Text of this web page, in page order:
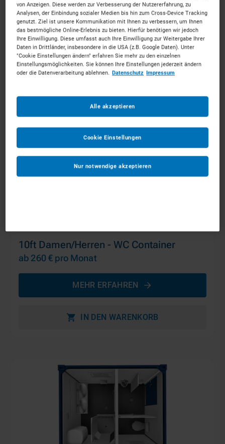
8ft WC-Box inkl. 2x5l-Untertischspeicher
Preis auf Anfrage
MEHR ERFAHREN
10ft Damen/Herren - WC Container
ab 260 € pro Monat
MEHR ERFAHREN
IN DEN WARENKORB
von Anzeigen. Diese werden zur Verbesserung der Nutzererfahrung, zu
Analysen, der Einbindung sozialer Medien bis hin zum Cross-Device Tracking
genutzt. Ziel ist unsere Kommunikation mit Ihnen zu verbessern, um Ihnen
das bestmögliche Online-Erlebnis zu bieten. Hierfür benötigen wir jedoch
Ihre Einwilligung. Diese umfasst auch Ihre Einwilligung zur Weitergabe Ihrer
Daten in Drittländer, insbesondere in die USA (z.B. Google Daten). Unter
"Cookie Einstellungen ändern" erfahren Sie mehr zu den einzelnen
Einstellungsmöglichkeiten. Sie können Ihre Einstellungen jederzeit ändern
oder die Datenverarbeitung ablehnen. Datenschutz Impressum
Nur notwendige akzeptieren
Alle akzeptieren
Cookie Einstellungen